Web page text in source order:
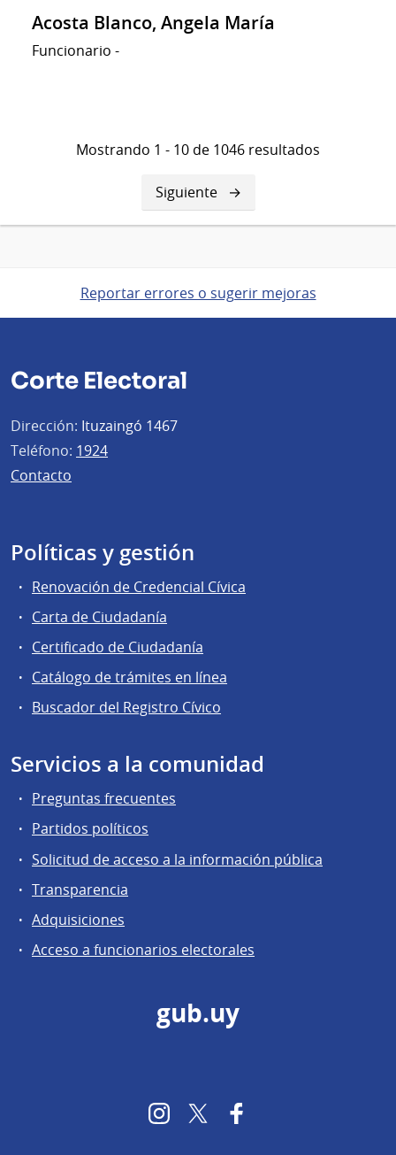
Acosta Blanco, Angela María
Funcionario -
Mostrando 1 - 10 de 1046 resultados
Siguiente
página
Siguiente
Reportar errores o sugerir mejoras
Corte Electoral
Dirección: Ituzaingó 1467
Teléfono: 1924
Contacto
Políticas y gestión
Renovación de Credencial Cívica
Carta de Ciudadanía
Certificado de Ciudadanía
Catálogo de trámites en línea
Buscador del Registro Cívico
Servicios a la comunidad
Preguntas frecuentes
Partidos políticos
Solicitud de acceso a la información pública
Transparencia
Adquisiciones
Acceso a funcionarios electorales
gub.uy
Instagram
Twitter